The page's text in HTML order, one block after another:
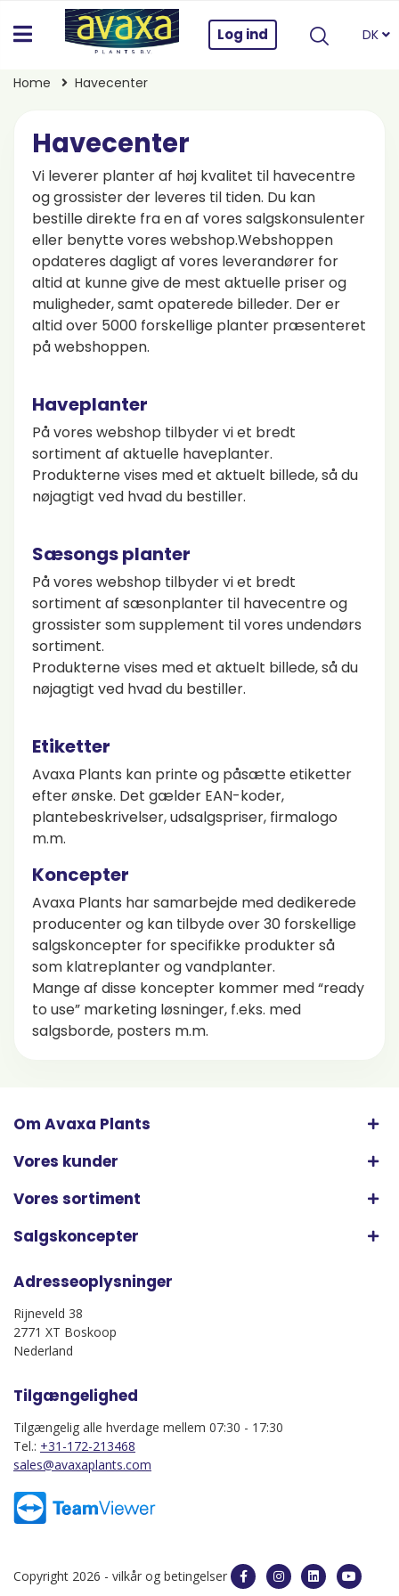
Log ind DK
Home Havecenter
Havecenter
Vi leverer planter af høj kvalitet til havecentre
og grossister der leveres til tiden. Du kan
bestille direkte fra en af vores salgskonsulenter
eller benytte vores webshop.Webshoppen
opdateres dagligt af vores leverandører for
altid at kunne give de mest aktuelle priser og
muligheder, samt opaterede billeder. Der er
altid over 5000 forskellige planter præsenteret
på webshoppen.
Haveplanter
På vores webshop tilbyder vi et bredt
sortiment af aktuelle haveplanter.
Produkterne vises med et aktuelt billede, så du
nøjagtigt ved hvad du bestiller.
Sæsongs planter
På vores webshop tilbyder vi et bredt
sortiment af sæsonplanter til havecentre og
grossister som supplement til vores undendørs
sortiment.
Produkterne vises med et aktuelt billede, så du
nøjagtigt ved hvad du bestiller.
Etiketter
Avaxa Plants kan printe og påsætte etiketter
efter ønske. Det gælder EAN-koder,
plantebeskrivelser, udsalgspriser, firmalogo
m.m.
Koncepter
Avaxa Plants har samarbejde med dedikerede
producenter og kan tilbyde over 30 forskellige
salgskoncepter for specifikke produkter så
som klatreplanter og vandplanter.
Mange af disse koncepter kommer med “ready
to use” marketing løsninger, f.eks. med
salgsborde, posters m.m.
Om Avaxa Plants
Vores kunder
Vores sortiment
Salgskoncepter
Adresseoplysninger
Rijneveld 38
2771 XT Boskoop
Nederland
Tilgængelighed
Tilgængelig alle hverdage mellem 07:30 - 17:30
Tel.: +31-172-213468
sales@avaxaplants.com
Copyright 2026 - vilkår og betingelser